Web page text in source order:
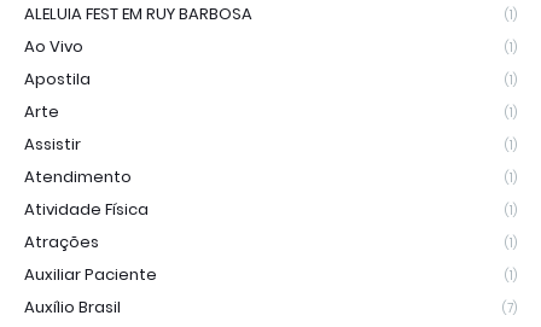
ALELUIA FEST EM RUY BARBOSA (1)
Ao Vivo (1)
Apostila (1)
Arte (1)
Assistir (1)
Atendimento (1)
Atividade Física (1)
Atrações (1)
Auxiliar Paciente (1)
Auxílio Brasil (7)